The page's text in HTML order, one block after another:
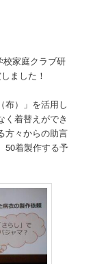
校家庭クラブ研
ました！
布）」を活用し
く着替えができ
方々からの助言
50着製作する予